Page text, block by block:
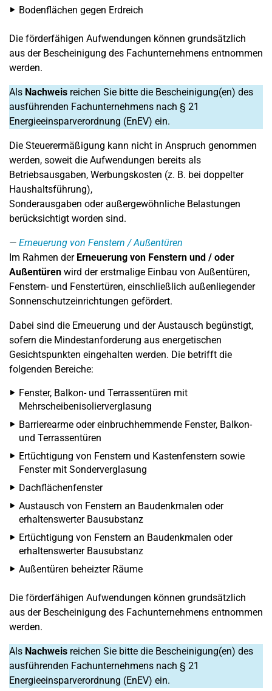
Bodenflächen gegen Erdreich
Die förderfähigen Aufwendungen können grundsätzlich
aus der Bescheinigung des Fachunternehmens entnommen
werden.
Als Nachweis reichen Sie bitte die Bescheinigung(en) des
ausführenden Fachunternehmens nach § 21
Energieeinsparverordnung (EnEV) ein.
Die Steuerermäßigung kann nicht in Anspruch genommen
werden, soweit die Aufwendungen bereits als
Betriebsausgaben, Werbungskosten (z. B. bei doppelter
Haushaltsführung),
Sonderausgaben oder außergewöhnliche Belastungen
berücksichtigt worden sind.
Erneuerung von Fenstern / Außentüren
Im Rahmen derErneuerung von Fenstern und / oder
Außentüren wird der erstmalige Einbau von Außentüren,
Fenstern- und Fenstertüren, einschließlich außenliegender
Sonnenschutzeinrichtungen gefördert.
Dabei sind die Erneuerung und der Austausch begünstigt,
sofern die Mindestanforderung aus energetischen
Gesichtspunkten eingehalten werden. Die betrifft die
folgenden Bereiche:
Fenster, Balkon- und Terrassentüren mit
Mehrscheibenisolierverglasung
Barrierearme oder einbruchhemmende Fenster, Balkon-
und Terrassentüren
Ertüchtigung von Fenstern und Kastenfenstern sowie
Fenster mit Sonderverglasung
Dachflächenfenster
Austausch von Fenstern an Baudenkmalen oder
erhaltenswerter Bausubstanz
Ertüchtigung von Fenstern an Baudenkmalen oder
erhaltenswerter Bausubstanz
Außentüren beheizter Räume
Die förderfähigen Aufwendungen können grundsätzlich
aus der Bescheinigung des Fachunternehmens entnommen
werden.
Als Nachweis reichen Sie bitte die Bescheinigung(en) des
ausführenden Fachunternehmens nach § 21
Energieeinsparverordnung (EnEV) ein.